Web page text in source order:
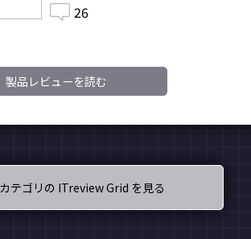
26
製品レビューを読む
テゴリの ITreview Grid を見る